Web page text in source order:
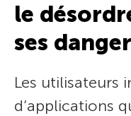
le
ses
Les utilisateurs
d’applications